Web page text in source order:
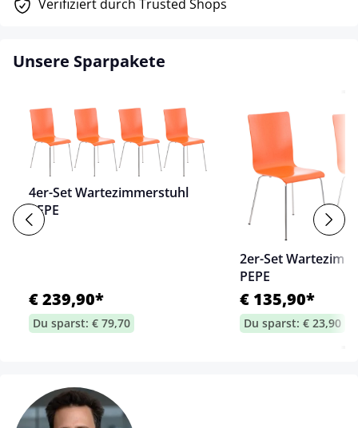
Verifiziert durch Trusted Shops
Unsere Sparpakete
4er-Set Wartezimmerstuhl
PEPE
€ 239,90*
Du sparst: € 79,70
2er-Set
PEPE
€ 135,90*
Du sparst: € 23,90